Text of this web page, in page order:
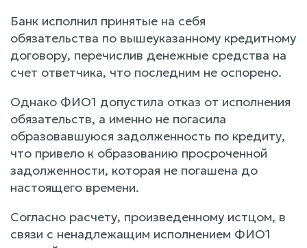
Банк исполнил принятые на себя
обязательства по вышеуказанному кредитному
договору, перечислив денежные средства на
счет ответчика, что последним не оспорено.
Однако ФИО1 допустила отказ от исполнения
обязательств, а именно не погасила
образовавшуюся задолженность по кредиту,
что привело к образованию просроченной
задолженности, которая не погашена до
настоящего времени.
Согласно расчету, произведенному истцом, в
связи с ненадлежащим исполнением ФИО1